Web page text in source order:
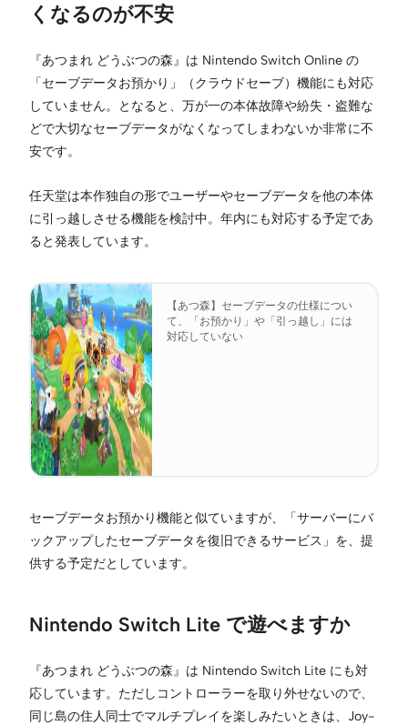
くなるのが不安
『あつまれ どうぶつの森』は Nintendo Switch Online の
「セーブデータお預かり」（クラウドセーブ）機能にも対応
していません。となると、万が一の本体故障や紛失・盗難な
どで大切なセーブデータがなくなってしまわないか非常に不
安です。
任天堂は本作独自の形でユーザーやセーブデータを他の本体
に引っ越しさせる機能を検討中。年内にも対応する予定であ
ると発表しています。
【あつ森】セーブデータの仕様につい
て、「お預かり」や「引っ越し」には
対応していない
セーブデータお預かり機能と似ていますが、「サーバーにバ
ックアップしたセーブデータを復旧できるサービス」を、提
供する予定だとしています。
Nintendo Switch Lite で遊べますか
『あつまれ どうぶつの森』は Nintendo Switch Lite にも対
応しています。ただしコントローラーを取り外せないので、
同じ島の住人同士でマルチプレイを楽しみたいときは、Joy-